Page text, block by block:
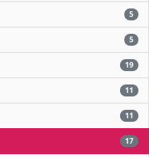
5
5
19
11
11
17